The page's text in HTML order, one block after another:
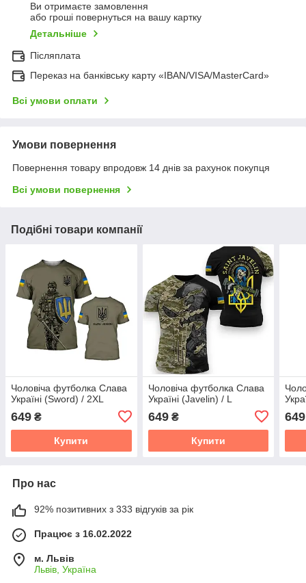
Ви отримаєте замовлення
або гроші повернуться на вашу картку
Детальніше
Післяплата
Переказ на банківську карту «IBAN/VISA/MasterCard»
Всі умови оплати
Умови повернення
Повернення товару впродовж 14 днів за рахунок покупця
Всі умови повернення
Подібні товари компанії
Чоловіча футболка Слава
Україні (Sword) / 2XL
649 ₴
Купити
Чоловіча футболка Слава
Україні (Javelin) / L
649₴
Купити
649
Про нас
92% позитивних з 333 відгуків за рік
Працює з 16.02.2022
м. Львів
Львів, Україна